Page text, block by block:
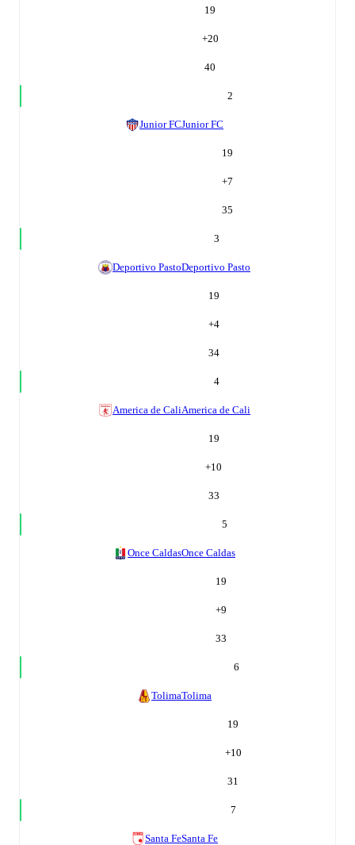
19
+20
40
2
Junior FCJunior FC
19
+7
35
3
Deportivo PastoDeportivo Pasto
19
+4
34
4
America de CaliAmerica de Cali
19
+10
33
5
Once CaldasOnce Caldas
19
+9
33
6
TolimaTolima
19
+10
31
7
Santa FeSanta Fe